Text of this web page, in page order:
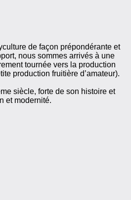
de façon prépondérante et
nous sommes arrivés à une
tournée vers la production
production fruitière d’amateur).
siècle, forte de son histoire et
et modernité.